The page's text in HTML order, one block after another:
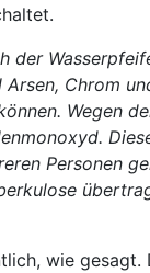
der
Chrom
Wegen
Personen
wie